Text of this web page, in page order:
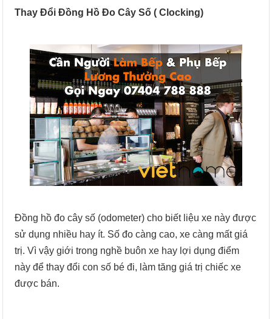
Thay Đổi Đồng Hồ Đo Cây Số ( Clocking)
Đồng hồ đo cây số (odometer) cho biết liệu xe này được
sử dụng nhiều hay ít. Số đo càng cao, xe càng mất giá
trị. Vì vậy giới trong nghề buôn xe hay lợi dụng điểm
này để thay đổi con số bé đi, làm tăng giá trị chiếc xe
được bán.